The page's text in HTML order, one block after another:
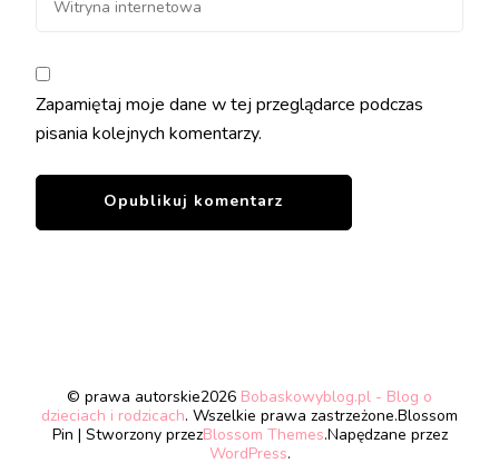
Zapamiętaj moje dane w tej przeglądarce podczas
pisania kolejnych komentarzy.
© prawa autorskie2026 Bobaskowyblog.pl - Blog o
dzieciach i rodzicach. Wszelkie prawa zastrzeżone.Blossom
Pin | Stworzony przezBlossom Themes.Napędzane przez
WordPress.